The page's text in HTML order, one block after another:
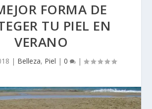
FORMA DE
TU PIEL EN
VERANO
| Belleza, Piel | 0 |